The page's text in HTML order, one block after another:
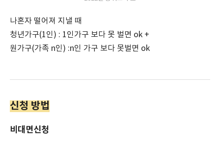
나혼자 떨어져 지낼 때
청년가구(1인) : 1인가구 보다 못 벌면 ok +
원가구(가족 n인) :n인 가구 보다 못벌면 ok
신청 방법
비대면신청